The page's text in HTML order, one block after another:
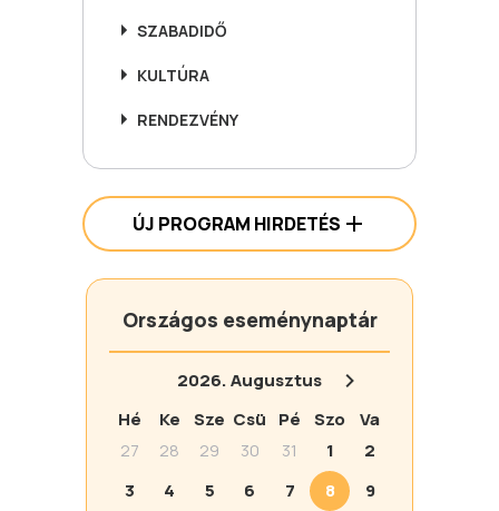
SZABADIDŐ
KULTÚRA
RENDEZVÉNY
ÚJ PROGRAM HIRDETÉS
Országos eseménynaptár
2026.Augusztus
Hé
Ke Sze Csü Pé Szo
Va
27
28 29 30 31 1
2
3
4 5 6 7 8 9